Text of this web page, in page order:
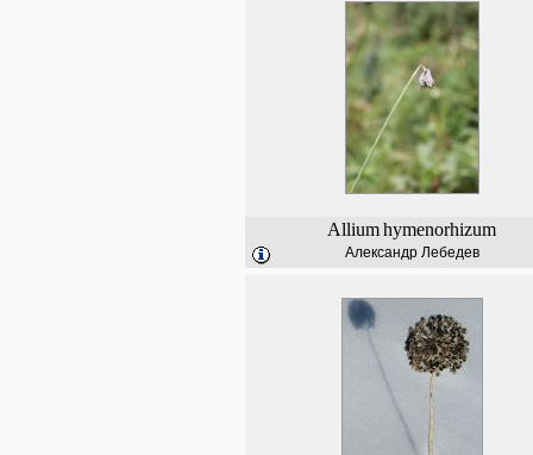
Alliumhymenorhizum
Александр Лебедев